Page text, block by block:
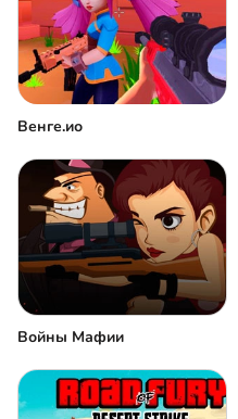
Венге.ио
Войны Мафии